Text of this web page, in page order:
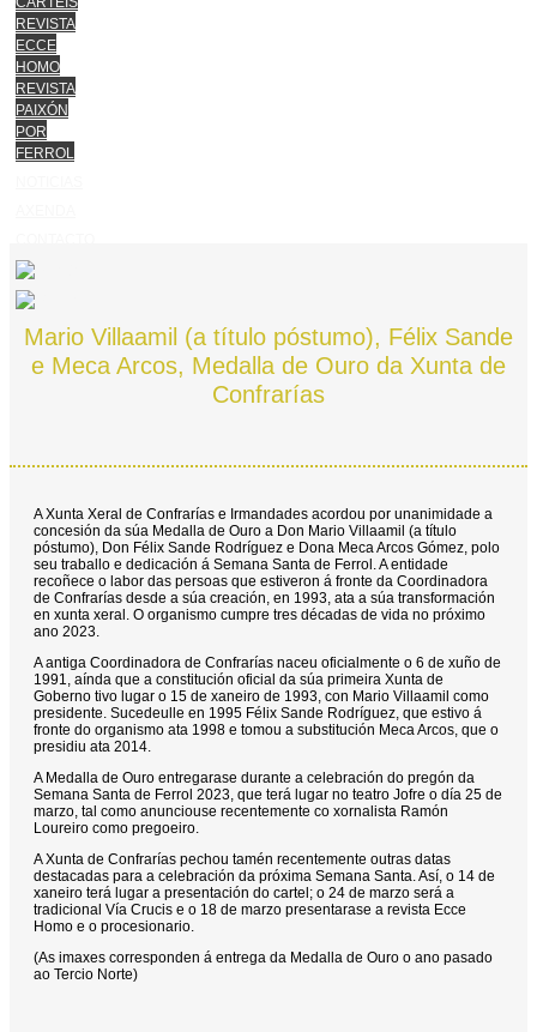
REVISTA
ECCE
HOMO
REVISTA
PAIXÓN
POR
FERROL
Mario Villaamil (a título póstumo), Félix Sande
e Meca Arcos, Medalla de Ouro da Xunta de
Confrarías
A Xunta Xeral de Confrarías e Irmandades acordou por unanimidade a
concesión da súa Medalla de Ouro a Don Mario Villaamil (a título
póstumo), Don Félix Sande Rodríguez e Dona Meca Arcos Gómez, polo
seu traballo e dedicación á Semana Santa de Ferrol. A entidade
recoñece o labor das persoas que estiveron á fronte da Coordinadora
de Confrarías desde a súa creación, en 1993, ata a súa transformación
en xunta xeral. O organismo cumpre tres décadas de vida no próximo
ano 2023.
A antiga Coordinadora de Confrarías naceu oficialmente o 6 de xuño de
1991, aínda que a constitución oficial da súa primeira Xunta de
Goberno tivo lugar o 15 de xaneiro de 1993, con Mario Villaamil como
presidente. Sucedeulle en 1995 Félix Sande Rodríguez, que estivo á
fronte do organismo ata 1998 e tomou a substitución Meca Arcos, que o
presidiu ata 2014.
A Medalla de Ouro entregarase durante a celebración do pregón da
Semana Santa de Ferrol 2023, que terá lugar no teatro Jofre o día 25 de
marzo, tal como anunciouse recentemente co xornalista Ramón
Loureiro como pregoeiro.
A Xunta de Confrarías pechou tamén recentemente outras datas
destacadas para a celebración da próxima Semana Santa. Así, o 14 de
xaneiro terá lugar a presentación do cartel; o 24 de marzo será a
tradicional Vía Crucis e o 18 de marzo presentarase a revista Ecce
Homo e o procesionario.
(As imaxes corresponden á entrega da Medalla de Ouro o ano pasado
ao Tercio Norte)